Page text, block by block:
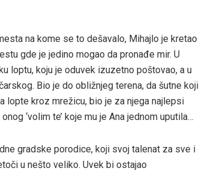
na kome se to dešavalo, Mihajlo je kretao
gde je jedino mogao da pronađe mir. U
loptu, koju je oduvek izuzetno poštovao, a u
Bio je do obližnjeg terena, da šutne koji
lopte kroz mrežicu, bio je za njega najlepsi
‘volim te’ koje mu je Ana jednom uputila…
gradske porodice, koji svoj talenat za sve i
u nešto veliko. Uvek bi ostajao